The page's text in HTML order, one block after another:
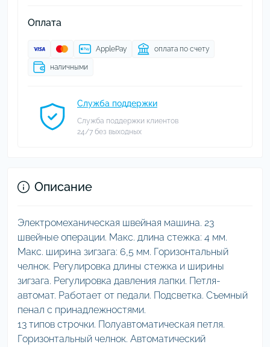
Оплата
ApplePay оплата по счету
наличными
Служба поддержки
Служба поддержки клиентов
24/7 без выходных
Описание
Электромеханическая швейная машина. 23
швейные операции. Макс. длина стежка: 4 мм.
Макс. ширина зигзага: 6,5 мм. Горизонтальный
челнок. Регулировка длины стежка и ширины
зигзага. Регулировка давления лапки. Петля-
автомат. Работает от педали. Подсветка. Съемный
пенал с принадлежностями.
13 типов строчки. Полуавтоматическая петля.
Горизонтальный челнок. Автоматический